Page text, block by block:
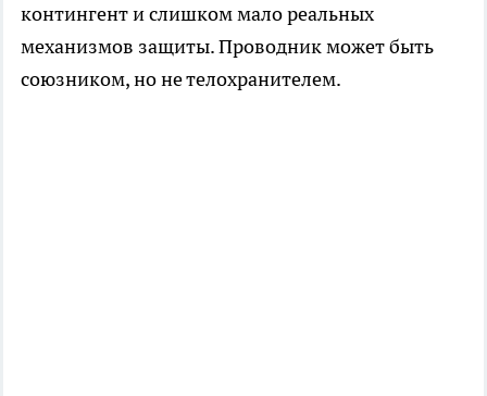
контингент и слишком мало реальных
механизмов защиты. Проводник может быть
союзником, но не телохранителем.